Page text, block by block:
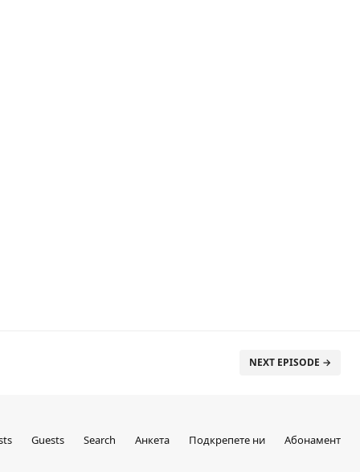
NEXT EPISODE →
Guests Search Анкета Подкрепете ни Абонамент